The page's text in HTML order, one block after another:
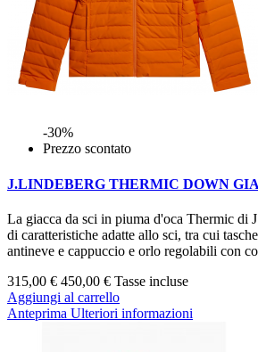
-30%
Prezzo scontato
J.LINDEBERG THERMIC DOWN
La giacca da sci in piuma d'oca Thermic di
di caratteristiche adatte allo sci, tra cui
antineve e cappuccio e orlo regolabili con
315,00 € 450,00 € Tasse incluse
Aggiungi al carrello
Anteprima Ulteriori informazioni